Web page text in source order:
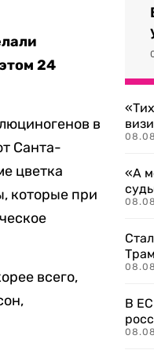
24
в
Санта-
цветка
которые при
всего,
«А
В